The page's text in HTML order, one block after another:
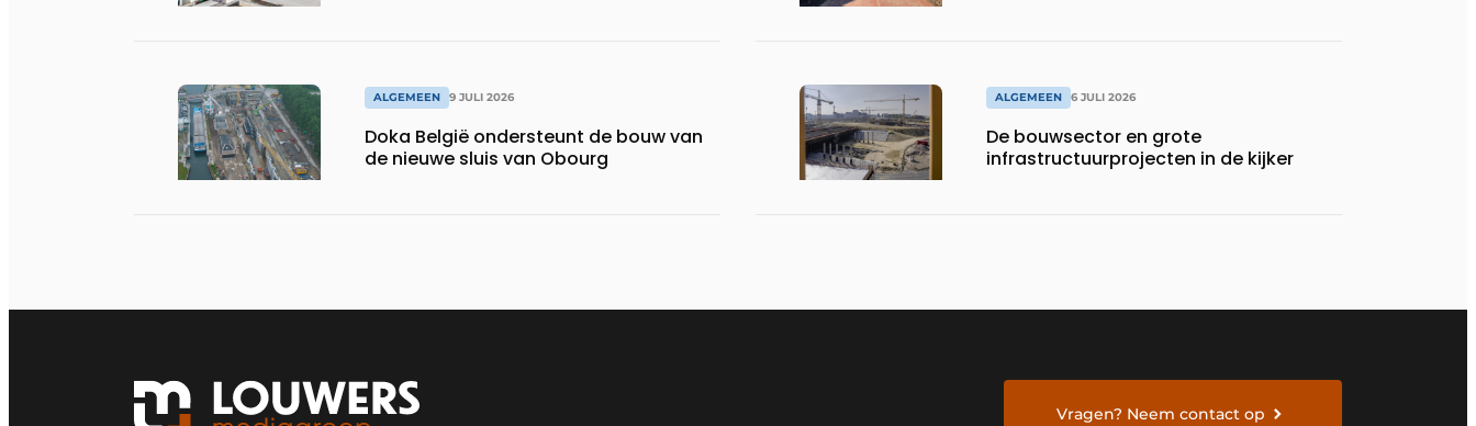
ALGEMEEN 9 JULI 2026
Doka België ondersteunt de bouw van
de nieuwe sluis van Obourg
ALGEMEEN 6 JULI 2026
De bouwsector en grote
infrastructuurprojecten in de kijker
Vragen? Neem contact op